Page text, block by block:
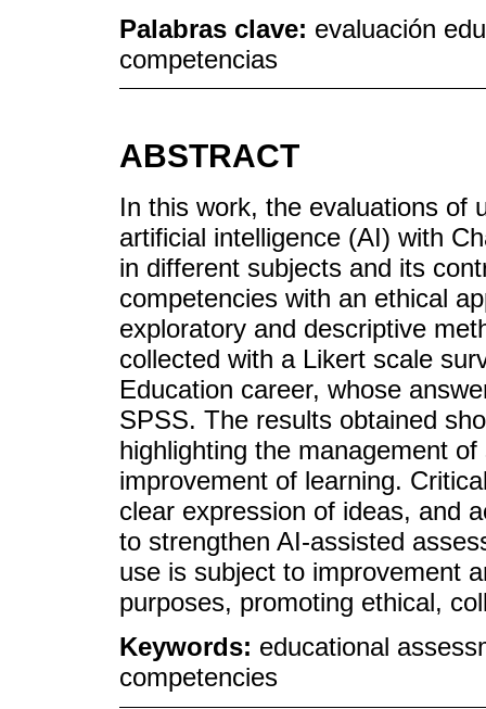
Palabras clave: evaluación
competencias
ABSTRACT
In this work, the evaluations of
artificial intelligence (AI) with
in different subjects and its
competencies with an ethical
exploratory and descriptive
collected with a Likert scale
Education career, whose
SPSS. The results obtained
highlighting the management
improvement of learning.
clear expression of ideas, and
to strengthen AI-assisted
use is subject to improvement
purposes, promoting ethical,
Keywords: educational
competencies